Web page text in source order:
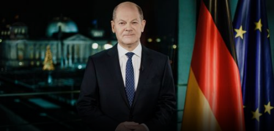
Trzeci punkt widzenia